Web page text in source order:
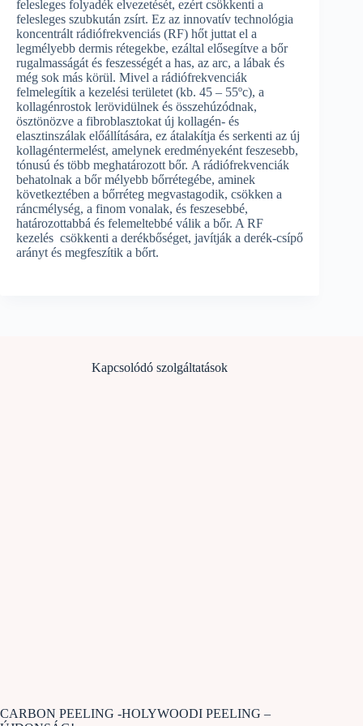
felesleges folyadék elvezetését, ezért csökkenti a
felesleges szubkután zsírt. Ez az innovatív technológia
koncentrált rádiófrekvenciás (RF) hőt juttat el a
legmélyebb dermis rétegekbe, ezáltal elősegítve a bőr
rugalmasságát és feszességét a has, az arc, a lábak és
még sok más körül. Mivel a rádiófrekvenciák
felmelegítik a kezelési területet (kb. 45 – 55ºc), a
kollagénrostok lerövidülnek és összehúzódnak,
ösztönözve a fibroblasztokat új kollagén- és
elasztinszálak előállítására, ez átalakítja és serkenti az új
kollagéntermelést, amelynek eredményeként feszesebb,
tónusú és több meghatározott bőr. A rádiófrekvenciák
behatolnak a bőr mélyebb bőrrétegébe, aminek
következtében a bőrréteg megvastagodik, csökken a
ráncmélység, a finom vonalak, és feszesebbé,
határozottabbá és felemeltebbé válik a bőr. A RF
kezelés csökkenti a derékbőséget, javítják a derék-csípő
arányt és megfeszítik a bőrt.
Kapcsolódó szolgáltatások
CARBON PEELING -HOLYWOODI PEELING –